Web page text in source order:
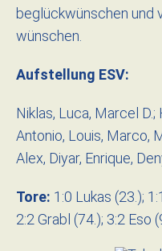
beglückwünschen und
wünschen.
Aufstellung ESV:
Niklas, Luca, Marcel
Antonio, Louis, Marco,
Alex, Diyar, Enrique,
Tore: 1:0 Lukas (23.);
2:2 Grabl (74.); 3:2 Eso